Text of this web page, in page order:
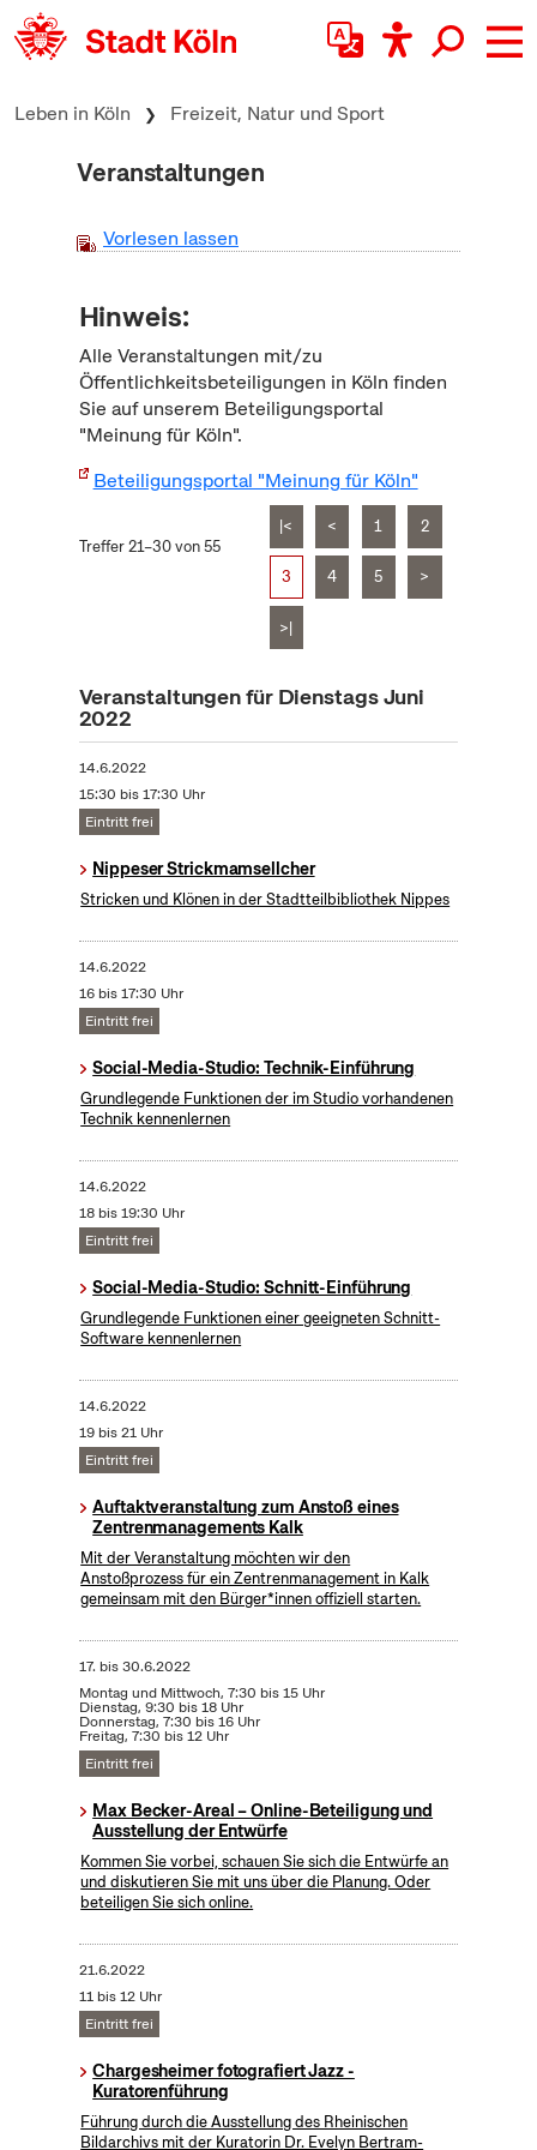
zum Inhalt springen
Leben in Köln Freizeit, Natur und Sport
Veranstaltungen
Vorlesen lassen
Hinweis:
Alle Veranstaltungen mit/zu
Öffentlichkeitsbeteiligungen in Köln finden
Sie auf unserem Beteiligungsportal
"Meinung für Köln".
Beteiligungsportal "Meinung für Köln"
Treffer 21–30 von 55
|< < 1 2
3 4 5 >
>|
Veranstaltungen für Dienstags Juni
2022
14.6.2022
15:30 bis 17:30 Uhr
Eintritt frei
Nippeser Strickmamsellcher
Stricken und Klönen in der Stadtteilbibliothek Nippes
14.6.2022
16 bis 17:30 Uhr
Eintritt frei
Social-Media-Studio: Technik-Einführung
Grundlegende Funktionen der im Studio vorhandenen
Technik kennenlernen
14.6.2022
18 bis 19:30 Uhr
Eintritt frei
Social-Media-Studio: Schnitt-Einführung
Grundlegende Funktionen einer geeigneten Schnitt-
Software kennenlernen
14.6.2022
19 bis 21 Uhr
Eintritt frei
Auftaktveranstaltung zum Anstoß eines
Zentrenmanagements Kalk
Mit der Veranstaltung möchten wir den
Anstoßprozess für ein Zentrenmanagement in Kalk
gemeinsam mit den Bürger*innen offiziell starten.
17. bis30.6.2022
Montag und Mittwoch, 7:30 bis 15 Uhr
Dienstag, 9:30 bis 18 Uhr
Donnerstag, 7:30 bis 16 Uhr
Freitag, 7:30 bis 12 Uhr
Eintritt frei
Max Becker-Areal – Online-Beteiligung und
Ausstellung der Entwürfe
Kommen Sie vorbei, schauen Sie sich die Entwürfe an
und diskutieren Sie mit uns über die Planung. Oder
beteiligen Sie sich online.
21.6.2022
11 bis 12 Uhr
Eintritt frei
Chargesheimer fotografiert Jazz -
Kuratorenführung
Führung durch die Ausstellung des Rheinischen
Bildarchivs mit der Kuratorin Dr. Evelyn Bertram-